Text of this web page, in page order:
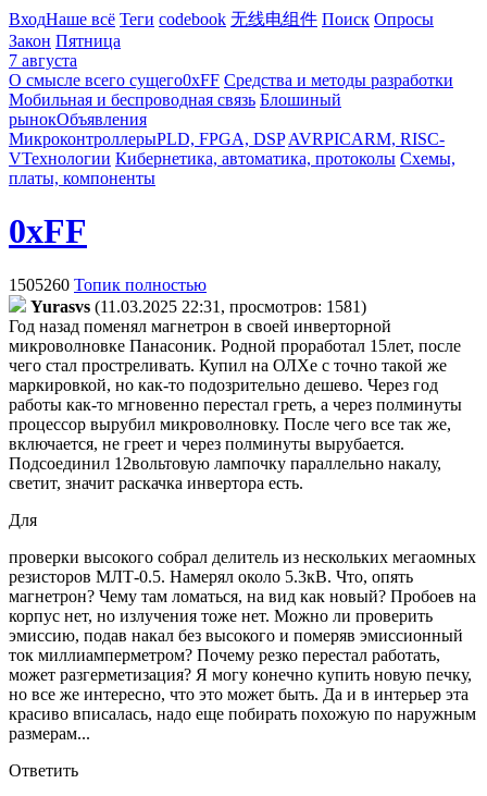
ВходНаше всё Теги codebook 无线电组件 Поиск Опросы
Закон Пятница
7 августа
О смысле всего сущего0xFF Средства и методы разработки
Мобильная и беспроводная связь Блошиный
рынокОбъявления
МикроконтроллерыPLD, FPGA, DSP AVRPICARM, RISC-
VТехнологии Кибернетика, автоматика, протоколы Схемы,
платы, компоненты
0xFF
1505260 Топик полностью
Yurasvs (11.03.2025 22:31, просмотров: 1581)
Год назад поменял магнетрон в своей инверторной
микроволновке Панасоник. Родной проработал 15лет, после
чего стал простреливать. Купил на ОЛХе с точно такой же
маркировкой, но как-то подозрительно дешево. Через год
работы как-то мгновенно перестал греть, а через полминуты
процессор вырубил микроволновку. После чего все так же,
включается, не греет и через полминуты вырубается.
Подсоединил 12вольтовую лампочку параллельно накалу,
светит, значит раскачка инвертора есть.
Для
проверки высокого собрал делитель из нескольких мегаомных
резисторов МЛТ-0.5. Намерял около 5.3кВ. Что, опять
магнетрон? Чему там ломаться, на вид как новый? Пробоев на
корпус нет, но излучения тоже нет. Можно ли проверить
эмиссию, подав накал без высокого и померяв эмиссионный
ток миллиамперметром? Почему резко перестал работать,
может разгерметизация? Я могу конечно купить новую печку,
но все же интересно, что это может быть. Да и в интерьер эта
красиво вписалась, надо еще побирать похожую по наружным
размерам...
Ответить